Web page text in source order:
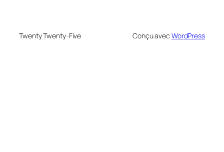
Twenty Twenty-Five Conçu avec WordPress